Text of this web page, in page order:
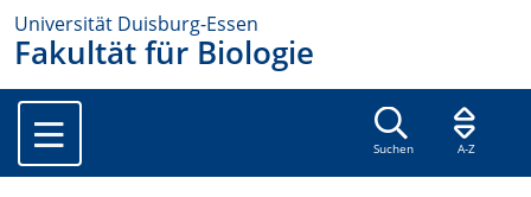
Universität Duisburg-Essen
Fakultät für Biologie
Suchen A-Z